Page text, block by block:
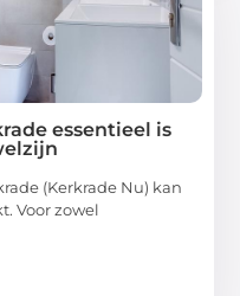
essentieel is
(Kerkrade Nu) kan
Voor zowel